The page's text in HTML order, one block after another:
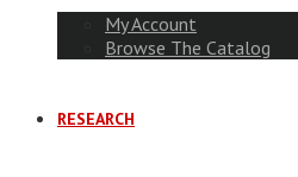
My Account
Browse The Catalog
RESEARCH